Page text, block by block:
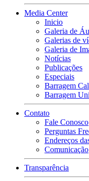
Media Center
Inicio
Galeria de
Galerias de
Galeria de
Notícias
Publicações
Especiais
Barragem
Barragem
Contato
Fale Conosco
Perguntas
Endereços
Comunicação
Transparência